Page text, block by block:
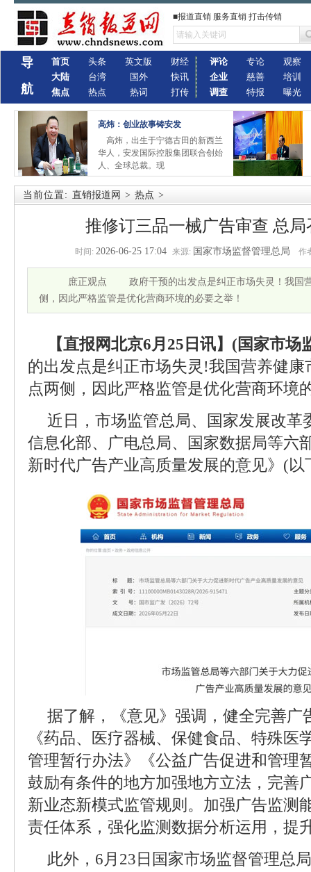
■报道直销 服务直销 打击传销
导
航
首页
大陆
焦点
头条
台湾
热点
英文版
国外
热词
财经
快讯
打传
评论
企业
调查
专论
慈善
特报
观察
培训
曝光
高炜：创业故事铸安发
高炜，出生于宁德古田的新西兰
华人，安发国际控股集团联合创始
人、全球总裁。现
当前位置: 直销报道网 > 热点 >
推修订三品一械广告审查 总
时间: 2026-06-25 17:04 来源: 国家市场监督管理总局 作
庶正观点 政府干预的出发点是纠正市场失灵！我国营
侧，因此严格监管是优化营商环境的必要之举！
【直报网北京6月25日讯】(国家市场
的出发点是纠正市场失灵!我国营养健
点两侧，因此严格监管是优化营商环境
近日，市场监管总局、国家发展改革
信息化部、广电总局、国家数据局等六
新时代广告产业高质量发展的意见》(
据了解，《意见》强调，健全完善广
《药品、医疗器械、保健食品、特殊医
管理暂行办法》《公益广告促进和管理
鼓励有条件的地方加强地方立法，完善
新业态新模式监管规则。加强广告监测
责任体系，强化监测数据分析运用，提
此外，6月23日国家市场监督管理总